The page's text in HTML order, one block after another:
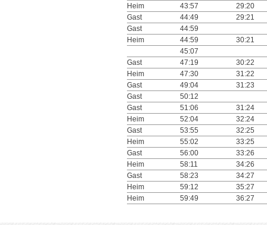
Heim
43:57
29:20
Gast
44:49
29:21
Gast
44:59
Heim
44:59
30:21
45:07
Gast
47:19
30:22
Heim
47:30
31:22
Gast
49:04
31:23
Gast
50:12
Gast
51:06
31:24
Heim
52:04
32:24
Gast
53:55
32:25
Heim
55:02
33:25
Gast
56:00
33:26
Heim
58:11
34:26
Gast
58:23
34:27
Heim
59:12
35:27
Heim
59:49 36:27